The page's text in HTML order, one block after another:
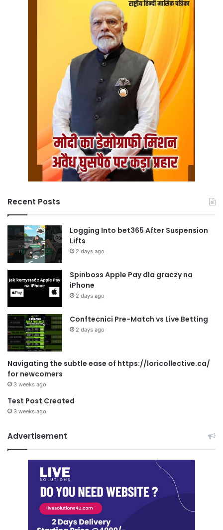
Recent Posts
Logging Into bet365 After Suspension
Lifts
2 days ago
Spinboss Apple Pay dla graczy na
iPhone
2 days ago
Conftecnici Pre-Match vs Live Betting
2 days ago
Navigating the subtle ease of https://loricollective.ca/
for newcomers
3 weeks ago
Test Post Created
3 weeks ago
Advertisement